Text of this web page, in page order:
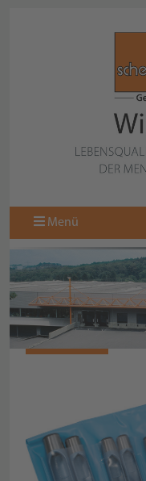
Menü
060805-000